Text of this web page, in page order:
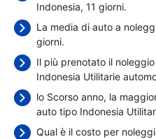
Indonesia, 11 giorni.
La media di auto a
giorni.
Il più prenotato il
Indonesia Utilitarie
lo Scorso anno, la
auto tipo Indonesia
Qual è il costo per